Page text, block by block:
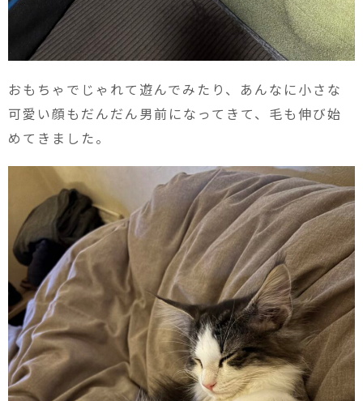
おもちゃでじゃれて遊んでみたり、あんなに小さな
可愛い顔もだんだん男前になってきて、毛も伸び始
めてきました。